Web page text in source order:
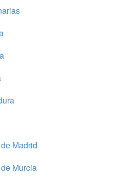
Madrid
Murcia